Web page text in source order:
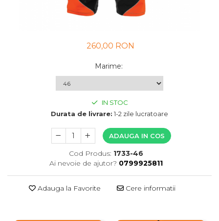
260,00 RON
Marime:
IN STOC
Durata de livrare: 1-2 zile lucratoare
ADAUGA IN COS
Cod Produs: 1733-46
Ai nevoie de ajutor? 0799925811
Adauga la Favorite Cere informatii